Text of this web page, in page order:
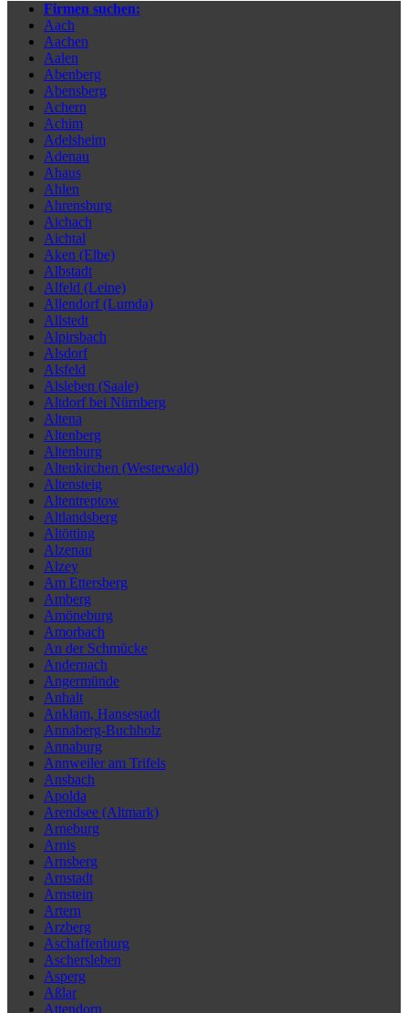
Firmen suchen:
Aach
Aachen
Aalen
Abenberg
Abensberg
Achern
Achim
Adelsheim
Adenau
Ahaus
Ahlen
Ahrensburg
Aichach
Aichtal
Aken (Elbe)
Albstadt
Alfeld (Leine)
Allendorf (Lumda)
Allstedt
Alpirsbach
Alsdorf
Alsfeld
Alsleben (Saale)
Altdorf bei Nürnberg
Altena
Altenberg
Altenburg
Altenkirchen (Westerwald)
Altensteig
Altentreptow
Altlandsberg
Altötting
Alzenau
Alzey
Am Ettersberg
Amberg
Amöneburg
Amorbach
An der Schmücke
Andernach
Angermünde
Anhalt
Anklam, Hansestadt
Annaberg-Buchholz
Annaburg
Annweiler am Trifels
Ansbach
Apolda
Arendsee (Altmark)
Arneburg
Arnis
Arnsberg
Arnstadt
Arnstein
Artern
Arzberg
Aschaffenburg
Aschersleben
Asperg
Aßlar
Attendorn